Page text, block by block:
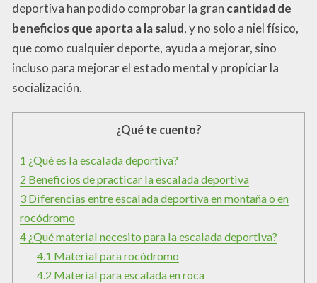
deportiva han podido comprobar la gran cantidad de
beneficios que aporta a la salud, y no solo a niel físico,
que como cualquier deporte, ayuda a mejorar, sino
incluso para mejorar el estado mental y propiciar la
socialización.
¿Qué te cuento?
1 ¿Qué es la escalada deportiva?
2 Beneficios de practicar la escalada deportiva
3 Diferencias entre escalada deportiva en montaña o en
rocódromo
4 ¿Qué material necesito para la escalada deportiva?
4.1 Material para rocódromo
4.2 Material para escalada en roca